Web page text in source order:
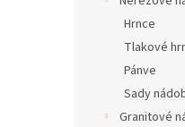
Hrnce
Tlakové
Pánve
Sady
Granitové